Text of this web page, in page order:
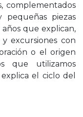
complementados
pequeñas piezas
que explican,
excursiones con
o el origen
que utilizamos
el ciclo del